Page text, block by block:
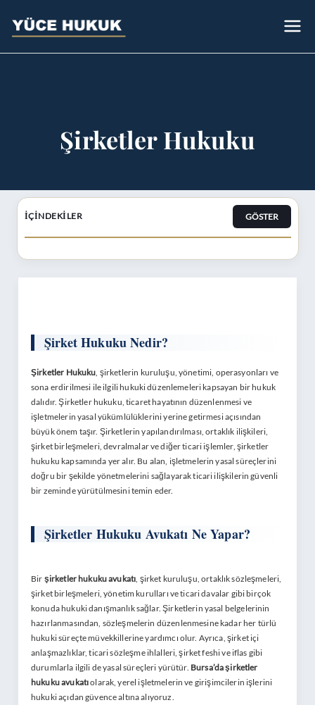
Avukat
Bursa Avukat - Yüce Hukuk Bürosu
Şirketler Hukuku
İÇINDEKILER GÖSTER
Şirket Hukuku Nedir?
Şirketler Hukuku , şirketlerin kuruluşu, yönetimi, operasyonları ve
sona erdirilmesi ile ilgili hukuki düzenlemeleri kapsayan bir hukuk
dalıdır. Şirketler hukuku, ticaret hayatının düzenlenmesi ve
işletmelerin yasal yükümlülüklerini yerine getirmesi açısından
büyük önem taşır. Şirketlerin yapılandırılması, ortaklık ilişkileri,
şirket birleşmeleri, devralmalar ve diğer ticari işlemler, şirketler
hukuku kapsamında yer alır. Bu alan, işletmelerin yasal süreçlerini
doğru bir şekilde yönetmelerini sağlayarak ticari ilişkilerin güvenli
bir zeminde yürütülmesini temin eder.
Şirketler Hukuku Avukatı Ne Yapar?
Bir şirketler hukuku avukatı , şirket kuruluşu, ortaklık sözleşmeleri,
şirket birleşmeleri, yönetim kurulları ve ticari davalar gibi birçok
konuda hukuki danışmanlık sağlar. Şirketlerin yasal belgelerinin
hazırlanmasından, sözleşmelerin düzenlenmesine kadar her türlü
hukuki süreçte müvekkillerine yardımcı olur. Ayrıca, şirket içi
anlaşmazlıklar, ticari sözleşme ihlalleri, şirket feshi ve iflas gibi
durumlarla ilgili de yasal süreçleri yürütür. Bursa’da şirketler
hukuku avukatıolarak, yerel işletmelerin ve girişimcilerin işlerini
hukuki açıdan güvence altına alıyoruz.